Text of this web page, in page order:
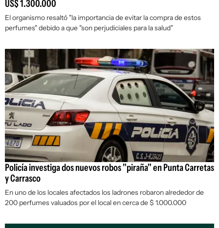
US$ 1.300.000
El organismo resaltó "la importancia de evitar la compra de estos
perfumes" debido a que "son perjudiciales para la salud"
Policía investiga dos nuevos robos "piraña" en Punta Carretas
y Carrasco
En uno de los locales afectados los ladrones robaron alrededor de
200 perfumes valuados por el local en cerca de $ 1.000.000